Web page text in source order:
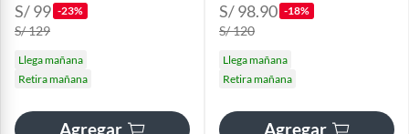
S/ 99 -23%
S/ 129
Llega mañana
Retira mañana
Agregar
S/ 98.90 -18%
S/ 120
Llega mañana
Retira mañana
Agregar